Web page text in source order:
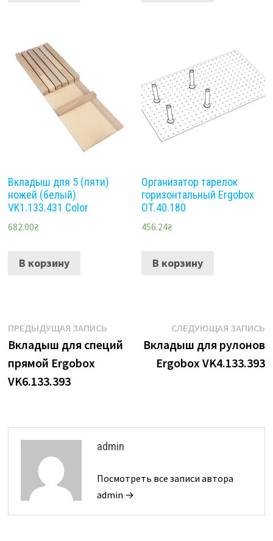
Вкладыш для 5 (пяти)
ножей (белый)
VK1.133.431 Color
682.00₴
В корзину
Организатор тарелок
горизонтальный Ergobox
ОТ.40.180
456.24₴
В корзину
Навигация
по
записям
ПРЕДЫДУЩАЯ ЗАПИСЬПредыдущая
запись:
Вкладыш для специй
прямой Ergobox
VK6.133.393
СЛЕДУЮЩАЯ ЗАПИСЬ
Вкладыш для рулонов
Ergobox VK4.133.393
admin
Посмотреть все записи автора
admin →